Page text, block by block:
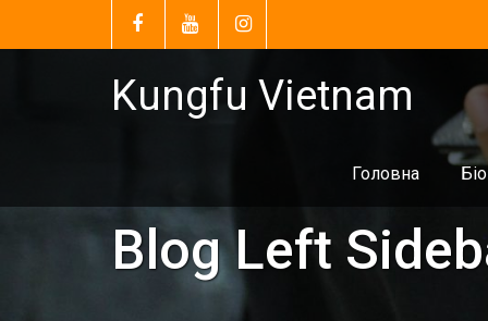
Kungfu Vietnam
Головна
Blog Left